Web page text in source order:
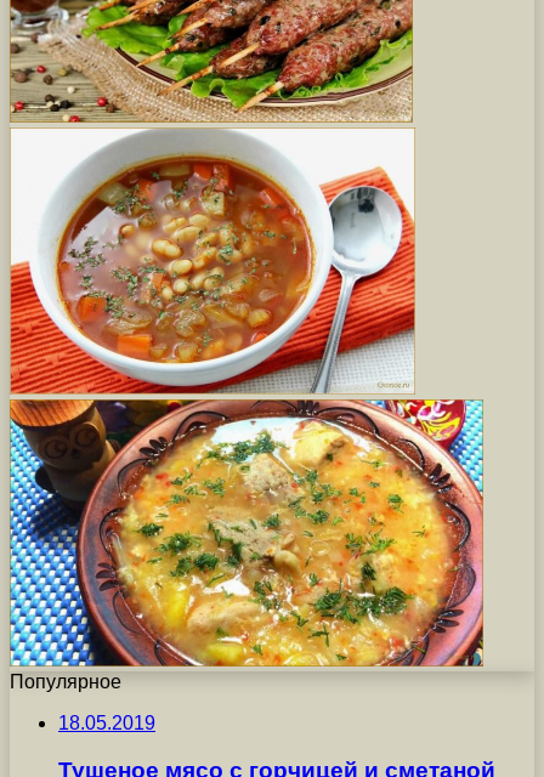
Популярное
18.05.2019
Тушеное мясо с горчицей и сметаной